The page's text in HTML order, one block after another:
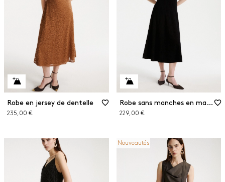
Robe en jersey de dentelle
235,00 €
Robe sans manches en maille côtelée
229,00 €
Nouveautés